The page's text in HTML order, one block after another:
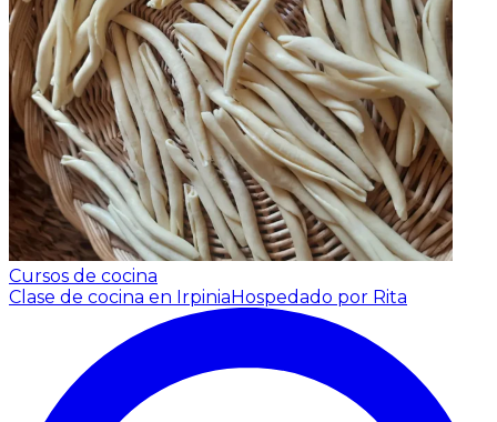
Cursos de cocina
Clase de cocina en IrpiniaHospedado por Rita